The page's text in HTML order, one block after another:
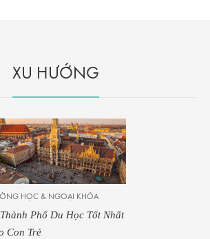
XU HƯỚNG
HỌC & NGOẠI KHÓA
Phố Du Học Tốt Nhất
Con Trẻ